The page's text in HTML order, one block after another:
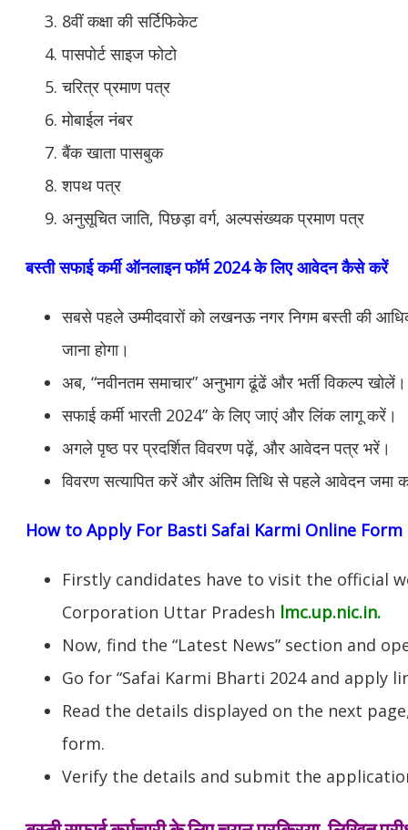
8वीं कक्षा की सर्टिफिकेट
पासपोर्ट साइज फोटो
चरित्र प्रमाण पत्र
मोबाईल नंबर
बैंक खाता पासबुक
शपथ पत्र
अनुसूचित जाति, पिछड़ा वर्ग, अल्पसंख्यक प्रमाण पत्र
बस्ती सफाई कर्मी ऑनलाइन फॉर्म 2024 के लिए आवेदन कैसे करें
सबसे पहले उम्मीदवारों को लखनऊ नगर निगम बस्ती की
जाना होगा।
अब, “नवीनतम समाचार” अनुभाग ढूंढें और भर्ती विकल्प खोलें।
सफाई कर्मी भारती 2024” के लिए जाएं और लिंक लागू करें।
अगले पृष्ठ पर प्रदर्शित विवरण पढ़ें, और आवेदन पत्र भरें।
विवरण सत्यापित करें और अंतिम तिथि से पहले आवेदन जमा
How to Apply For Basti Safai Karmi Online Form
Firstly candidates have to visit the official
Corporation Uttar Pradesh lmc.up.nic.in.
Now, find the “Latest News” section and
Go for “Safai Karmi Bharti 2024 and apply
Read the details displayed on the next
form.
Verify the details and submit the